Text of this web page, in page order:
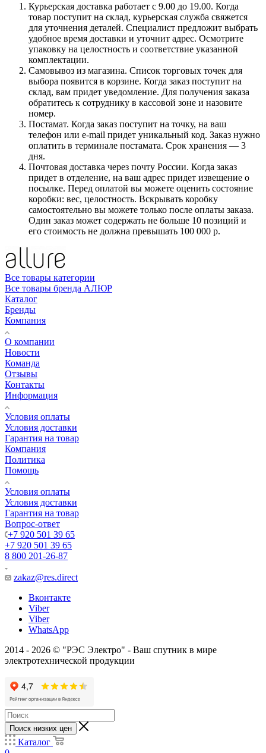
Курьерская доставка работает с 9.00 до 19.00. Когда
товар поступит на склад, курьерская служба свяжется
для уточнения деталей. Специалист предложит выбрать
удобное время доставки и уточнит адрес. Осмотрите
упаковку на целостность и соответствие указанной
комплектации.
Самовывоз из магазина. Список торговых точек для
выбора появится в корзине. Когда заказ поступит на
склад, вам придет уведомление. Для получения заказа
обратитесь к сотруднику в кассовой зоне и назовите
номер.
Постамат. Когда заказ поступит на точку, на ваш
телефон или e-mail придет уникальный код. Заказ нужно
оплатить в терминале постамата. Срок хранения — 3
дня.
Почтовая доставка через почту России. Когда заказ
придет в отделение, на ваш адрес придет извещение о
посылке. Перед оплатой вы можете оценить состояние
коробки: вес, целостность. Вскрывать коробку
самостоятельно вы можете только после оплаты заказа.
Один заказ может содержать не больше 10 позиций и
его стоимость не должна превышать 100 000 р.
Все товары категории
Все товары бренда АЛЮР
Каталог
Бренды
Компания
О компании
Новости
Команда
Отзывы
Контакты
Информация
Условия оплаты
Условия доставки
Гарантия на товар
Компания
Политика
Помощь
Условия оплаты
Условия доставки
Гарантия на товар
Вопрос-ответ
+7 920 501 39 65
+7 920 501 39 65
8 800 201-26-87
zakaz@res.direct
Вконтакте
Viber
Viber
WhatsApp
2014 - 2026 © "РЭС Электро" - Ваш спутник в мире
электротехнической продукции
Поиск низких цен
Каталог